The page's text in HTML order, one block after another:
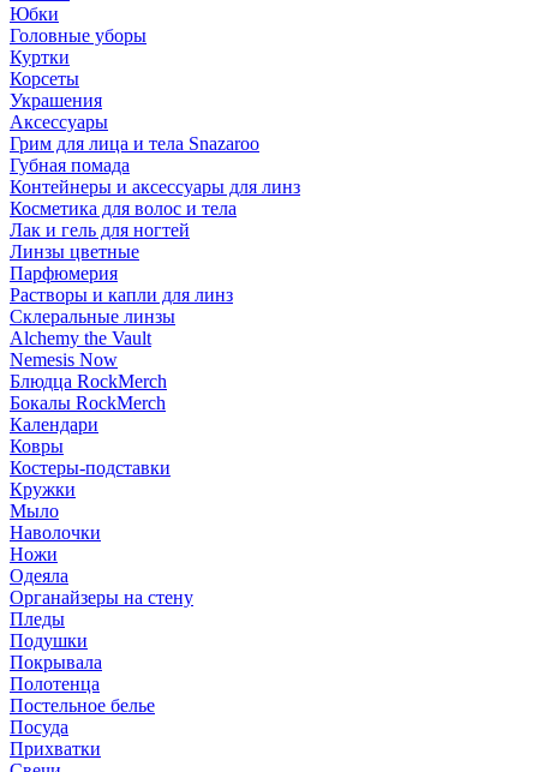
Юбки
Головные уборы
Куртки
Корсеты
Украшения
Аксессуары
Грим для лица и тела Snazaroo
Губная помада
Контейнеры и аксессуары для линз
Косметика для волос и тела
Лак и гель для ногтей
Линзы цветные
Парфюмерия
Растворы и капли для линз
Склеральные линзы
Alchemy the Vault
Nemesis Now
Блюдца RockMerch
Бокалы RockMerch
Календари
Ковры
Костеры-подставки
Кружки
Мыло
Наволочки
Ножи
Одеяла
Органайзеры на стену
Пледы
Подушки
Покрывала
Полотенца
Постельное белье
Посуда
Прихватки